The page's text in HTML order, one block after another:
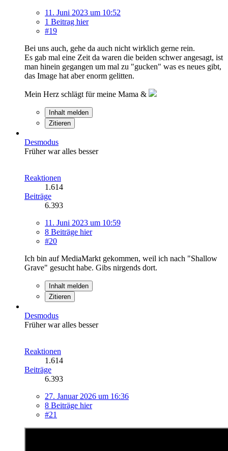
11. Juni 2023 um 10:52
1 Beitrag hier
#19
Bei uns auch, gehe da auch nicht wirklich gerne rein.
Es gab mal eine Zeit da waren die beiden schwer angesagt, ist
man hinein gegangen um mal zu "gucken" was es neues gibt,
das Image hat aber enorm gelitten.
Mein Herz schlägt für meine Mama &
Inhalt melden
Zitieren
Desmodus
Früher war alles besser
Reaktionen
1.614
Beiträge
6.393
11. Juni 2023 um 10:59
8 Beiträge hier
#20
Ich bin auf MediaMarkt gekommen, weil ich nach "Shallow
Grave" gesucht habe. Gibs nirgends dort.
Inhalt melden
Zitieren
Desmodus
Früher war alles besser
Reaktionen
1.614
Beiträge
6.393
27. Januar 2026 um 16:36
8 Beiträge hier
#21